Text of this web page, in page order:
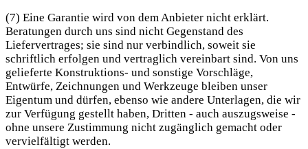
(7) Eine Garantie wird von dem Anbieter nicht erklärt.
Beratungen durch uns sind nicht Gegenstand des
Liefervertrages; sie sind nur verbindlich, soweit sie
schriftlich erfolgen und vertraglich vereinbart sind. Von uns
gelieferte Konstruktions- und sonstige Vorschläge,
Entwürfe, Zeichnungen und Werkzeuge bleiben unser
Eigentum und dürfen, ebenso wie andere Unterlagen, die wir
zur Verfügung gestellt haben, Dritten - auch auszugsweise -
ohne unsere Zustimmung nicht zugänglich gemacht oder
vervielfältigt werden.